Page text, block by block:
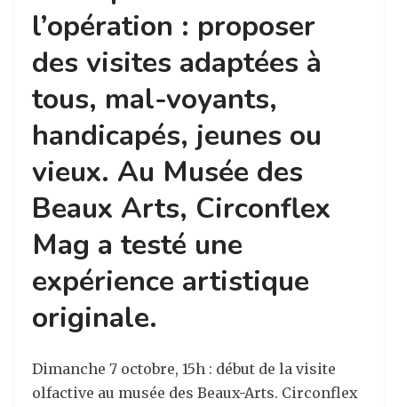
l’opération : proposer
des visites adaptées à
tous, mal-voyants,
handicapés, jeunes ou
vieux. Au Musée des
Beaux Arts, Circonflex
Mag a testé une
expérience artistique
originale.
Dimanche 7 octobre, 15h : début de la visite
olfactive au musée des Beaux-Arts. Circonflex